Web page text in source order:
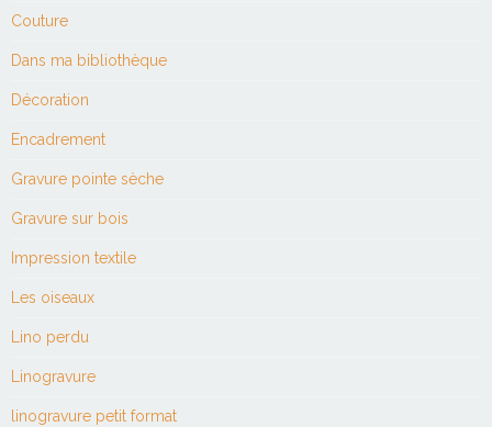
Couture
Dans ma bibliothèque
Décoration
Encadrement
Gravure pointe sèche
Gravure sur bois
Impression textile
Les oiseaux
Lino perdu
Linogravure
linogravure petit format